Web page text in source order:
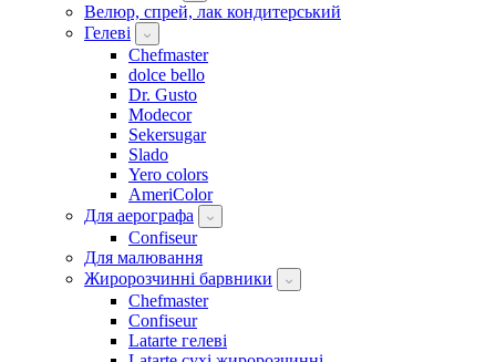
Велюр, спрей, лак кондитерський
Гелеві
Chefmaster
dolce bello
Dr. Gusto
Modecor
Sekersugar
Slado
Yero colors
AmeriColor
Для аерографа
Confiseur
Для малювання
Жиророзчинні барвники
Chefmaster
Confiseur
Latarte гелеві